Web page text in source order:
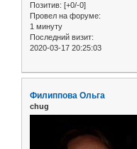
Позитив: [+0/-0]
Провел на форуме:
1 минуту
Последний визит:
2020-03-17 20:25:03
Филиппова Ольга
chug